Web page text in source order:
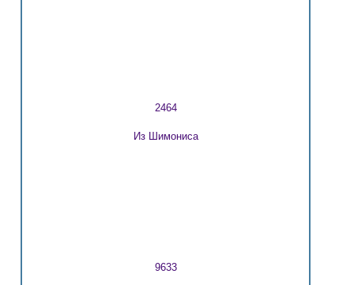
2464
Из Шимониса
9633